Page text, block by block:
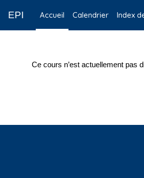
EPI Accueil Calendrier Index
Ce cours n’est actuellement pas